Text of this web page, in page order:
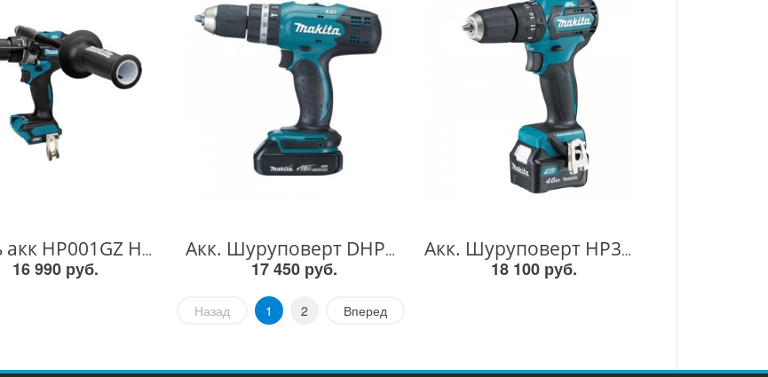
Дрель акк HP001GZ HP001GZ
16 990 руб.
Акк. Шуруповерт DHP453SYE DHP453SYE
17 450 руб.
Акк. Шуруповерт HP332DWME HP332DWME
18 100 руб.
Назад 1 2 Вперед